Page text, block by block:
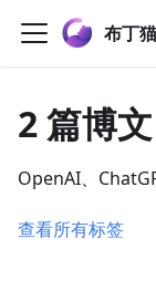
布丁猫
2 篇博
OpenAI、
查看所有标签